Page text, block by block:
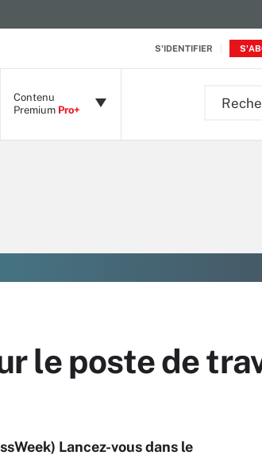
S'IDENTIFIER
Contenu
Premium Pro+
le poste de
Lancez-vous dans le